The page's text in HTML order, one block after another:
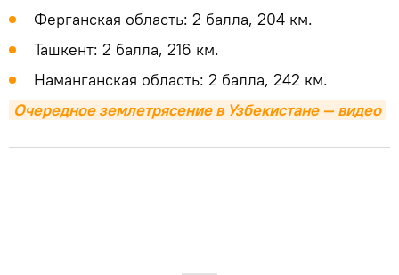
Ферганская область: 2 балла, 204 км.
Ташкент: 2 балла, 216 км.
Наманганская область: 2 балла, 242 км.
Очередное землетрясение в Узбекистане — видео